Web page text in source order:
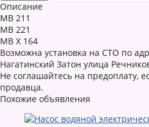
Описание
MB 211
MB 221
MB X 164
Возможна установка на СТО по
Нагатинский Затон улица
Не соглашайтесь на предоплату,
продавца.
Похожие объявления